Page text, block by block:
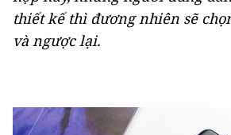
thiết kế thì đương nhiên sẽ
và ngược lại.